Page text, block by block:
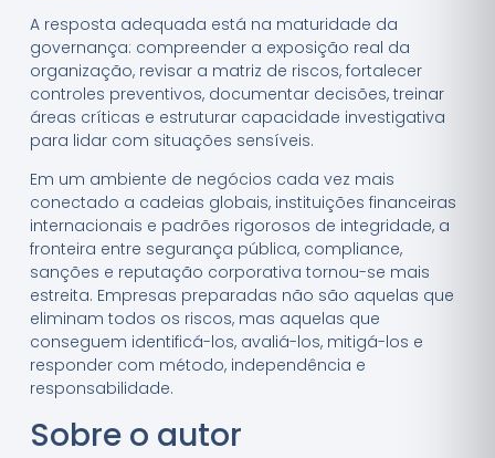
A resposta adequada está na maturidade da
governança: compreender a exposição real da
organização, revisar a matriz de riscos, fortalecer
controles preventivos, documentar decisões, treinar
áreas críticas e estruturar capacidade investigativa
para lidar com situações sensíveis.
Em um ambiente de negócios cada vez mais
conectado a cadeias globais, instituições financeiras
internacionais e padrões rigorosos de integridade, a
fronteira entre segurança pública, compliance,
sanções e reputação corporativa tornou-se mais
estreita. Empresas preparadas não são aquelas que
eliminam todos os riscos, mas aquelas que
conseguem identificá-los, avaliá-los, mitigá-los e
responder com método, independência e
responsabilidade.
Sobre o autor